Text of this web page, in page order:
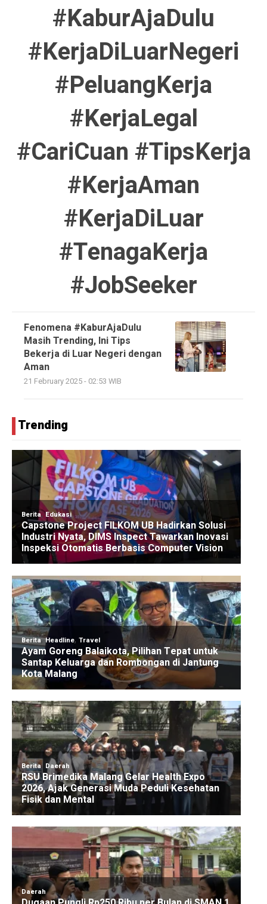
#KaburAjaDulu
#KerjaDiLuarNegeri
#PeluangKerja
#KerjaLegal
#CariCuan #TipsKerja
#KerjaAman
#KerjaDiLuar
#TenagaKerja
#JobSeeker
Fenomena #KaburAjaDulu
Masih Trending, Ini Tips
Bekerja di Luar Negeri dengan
Aman
21 February 2025 - 02:53 WIB
Trending